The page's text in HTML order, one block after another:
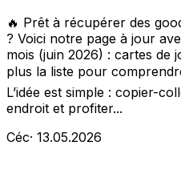
🔥 Prêt à récupérer des
? Voici notre page à jour
mois (juin 2026) : cartes de
plus la liste pour
L’idée est simple : copier-
endroit et profiter...
Céc· 13.05.2026